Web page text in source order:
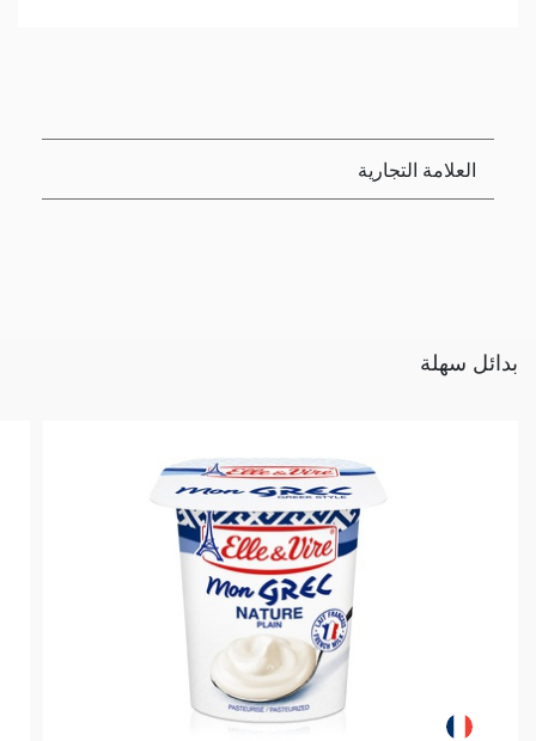
العلامة التجارية
بدائل سهلة